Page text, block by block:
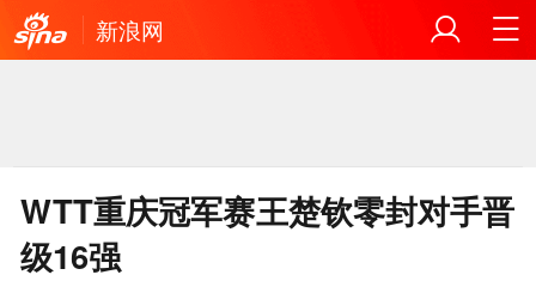
新浪网
WTT重庆冠军赛王楚钦零封对手晋
级16强